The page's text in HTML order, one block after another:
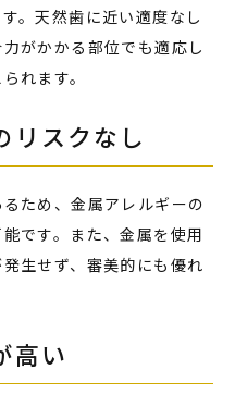
。天然歯に近い適度なし
がかかる部位でも適応し
れます。
リスクなし
ため、金属アレルギーの
です。また、金属を使用
生せず、審美的にも優れ
高い